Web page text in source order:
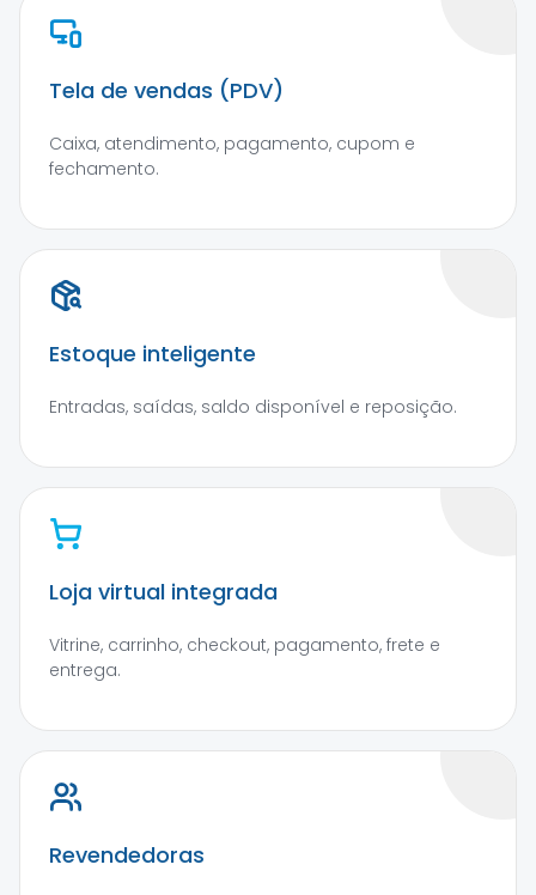
Tela de vendas (PDV)
Caixa, atendimento, pagamento, cupom e
fechamento.
Estoque inteligente
Entradas, saídas, saldo disponível e reposição.
Loja virtual integrada
Vitrine, carrinho, checkout, pagamento, frete e
entrega.
Revendedoras